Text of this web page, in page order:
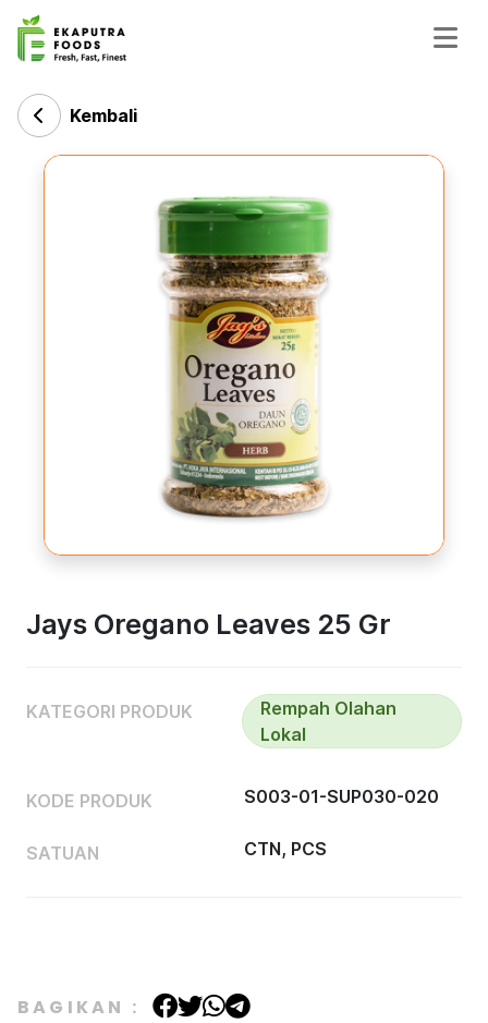
Kembali
Jays Oregano Leaves 25 Gr
KATEGORI PRODUK
Rempah Olahan
Lokal
KODE PRODUK S003-01-SUP030-020
SATUAN CTN, PCS
BAGIKAN :